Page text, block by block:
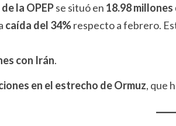
la OPEPse situó en 18.98
caída del 34%respecto a febrero.
con Irán.
en el estrecho de Ormuz, que